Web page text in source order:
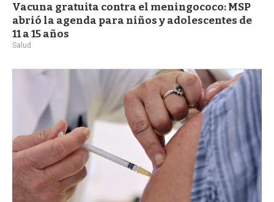
Vacuna gratuita contra el meningococo: MSP
abrió la agenda para niños y adolescentes de
11 a 15 años
Salud